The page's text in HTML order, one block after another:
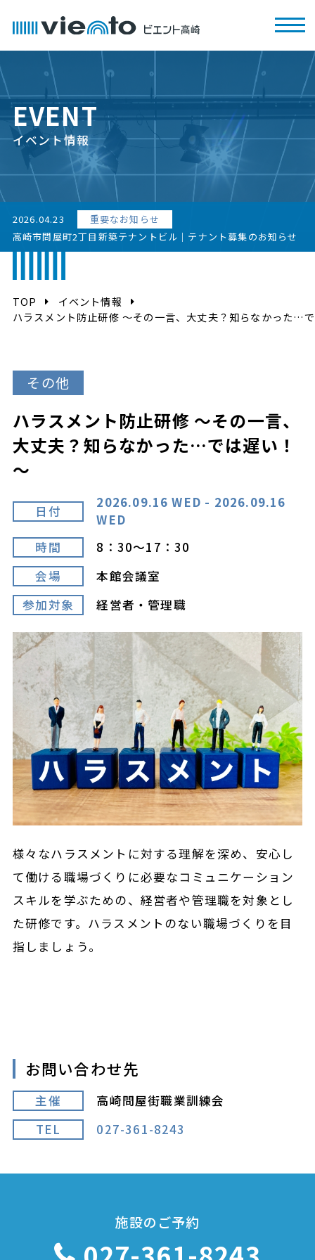
EVENT
イベント情報
2026.04.23
重要なお知らせ
高崎市問屋町2丁目新築テナントビル｜テナント募集のお知らせ
TOP
イベント情報
ハラスメント防止研修 ～その一言、大丈夫？知らなかった…
その他
ハラスメント防止研修 ～その一言、
大丈夫？知らなかった…では遅い！
～
日付
2026.09.16 WED - 2026.09.16
WED
時間
8：30～17：30
会場
本館会議室
参加対象
経営者・管理職
様々なハラスメントに対する理解を深め、安心し
て働ける職場づくりに必要なコミュニケーション
スキルを学ぶための、経営者や管理職を対象とし
た研修です。ハラスメントのない職場づくりを目
指しましょう。
お問い合わせ先
主催
高崎問屋街職業訓練会
TEL
027-361-8243
施設のご予約